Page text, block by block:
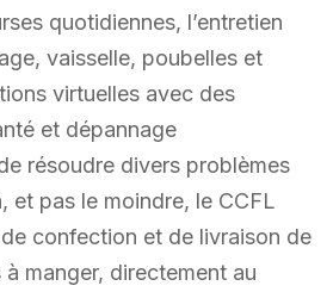
quotidiennes, l’entretien
vaisselle, poubelles et
virtuelles avec des
et dépannage
résoudre divers problèmes
et pas le moindre, le CCFL
confection et de livraison de
manger, directement au